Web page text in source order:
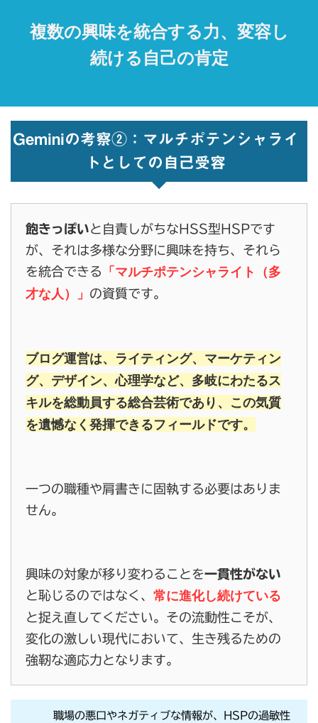
複数の興味を統合する力、変容し
続ける自己の肯定
Geminiの考察②：マルチポテンシャライ
トとしての自己受容
飽きっぽいと自責しがちなHSS型HSPです
が、それは多様な分野に興味を持ち、それら
を統合できる
「マルチポテンシャライト（多
才な人）」
の資質です。
ブログ運営は、ライティング、マーケティン
グ、デザイン、心理学など、多岐にわたるス
キルを総動員する総合芸術であり、この気質
を遺憾なく発揮できるフィールドです。
一つの職種や肩書きに固執する必要はありま
せん。
興味の対象が移り変わることを一貫性がない
と恥じるのではなく、 常に進化し続けている
と捉え直してください。その流動性こそが、
変化の激しい現代において、生き残るための
強靭な適応力となります。
職場の悪口やネガティブな情報が、HSPの過敏性